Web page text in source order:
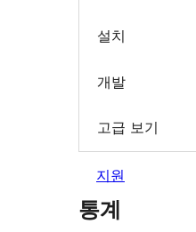
설치
개발
고급 보기
지원
통계